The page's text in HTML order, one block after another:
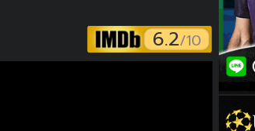
6.2/10